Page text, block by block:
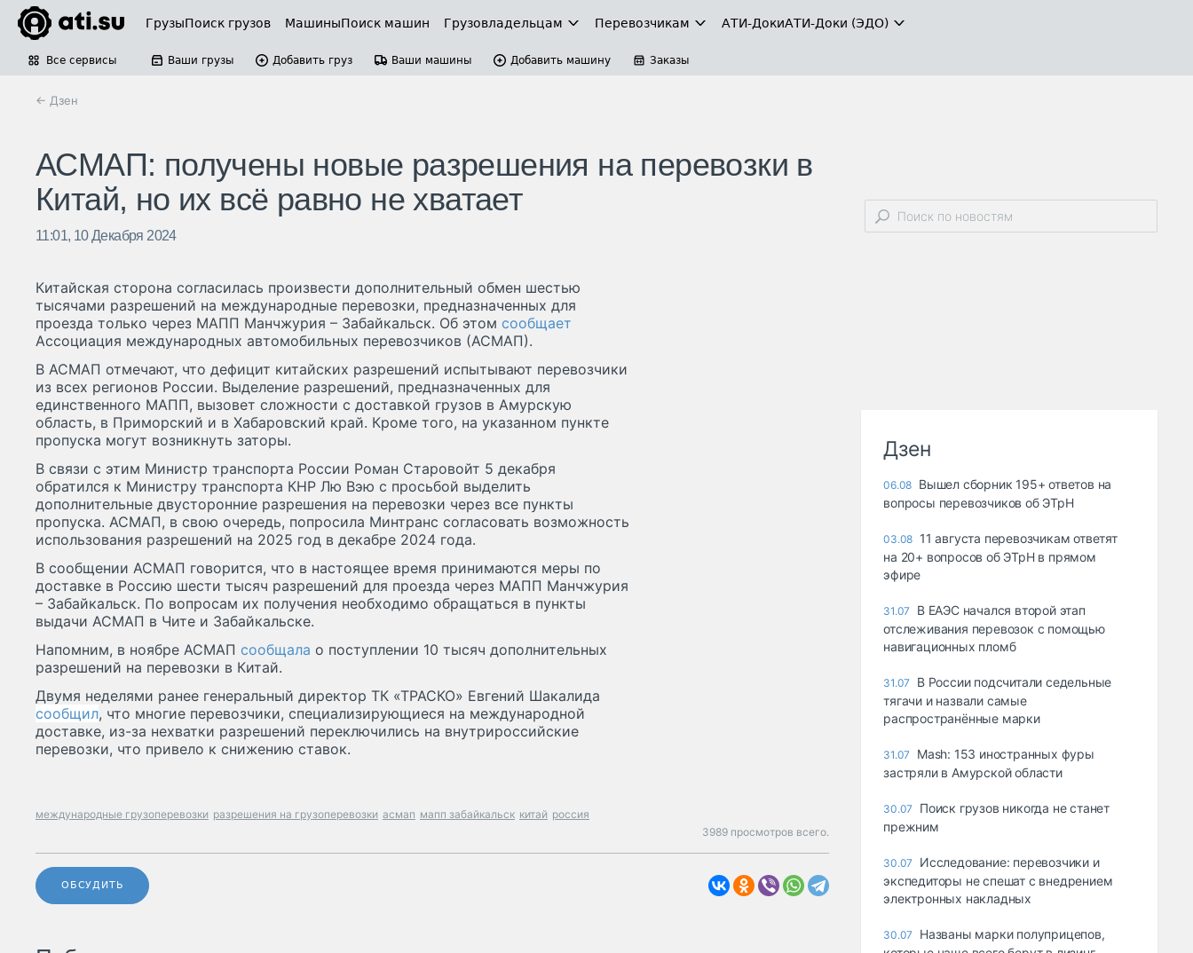
ГрузыПоиск грузов МашиныПоиск машин Грузовладельцам Перевозчикам АТИ-ДокиАТИ-Доки (ЭДО)
Все сервисы Ваши грузы Добавить груз Ваши машины Добавить машину Заказы
← Дзен
АСМАП: получены новые разрешения на перевозки в
Китай, но их всё равно не хватает
11:01, 10 Декабря 2024
Китайская сторона согласилась произвести дополнительный обмен шестью
тысячами разрешений на международные перевозки, предназначенных для
проезда только через МАПП Манчжурия – Забайкальск. Об этом сообщает
Ассоциация международных автомобильных перевозчиков (АСМАП).
В АСМАП отмечают, что дефицит китайских разрешений испытывают перевозчики
из всех регионов России. Выделение разрешений, предназначенных для
единственного МАПП, вызовет сложности с доставкой грузов в Амурскую
область, в Приморский и в Хабаровский край. Кроме того, на указанном пункте
пропуска могут возникнуть заторы.
В связи с этим Министр транспорта России Роман Старовойт 5 декабря
обратился к Министру транспорта КНР Лю Вэю с просьбой выделить
дополнительные двусторонние разрешения на перевозки через все пункты
пропуска. АСМАП, в свою очередь, попросила Минтранс согласовать возможность
использования разрешений на 2025 год в декабре 2024 года.
В сообщении АСМАП говорится, что в настоящее время принимаются меры по
доставке в Россию шести тысяч разрешений для проезда через МАПП Манчжурия
– Забайкальск. По вопросам их получения необходимо обращаться в пункты
выдачи АСМАП в Чите и Забайкальске.
Напомним, в ноябре АСМАП сообщала о поступлении 10 тысяч дополнительных
разрешений на перевозки в Китай.
Двумя неделями ранее генеральный директор ТК «ТРАСКО» Евгений Шакалида
сообщил, что многие перевозчики, специализирующиеся на международной
доставке, из-за нехватки разрешений переключились на внутрироссийские
перевозки, что привело к снижению ставок.
международные грузоперевозки разрешения на грузоперевозки асмап мапп забайкальск китай россия
3989 просмотров всего.
ОБСУДИТЬ
Дзен
06.08 Вышел сборник 195+ ответов на
вопросы перевозчиков об ЭТрН
03.08 11 августа перевозчикам ответят
на 20+ вопросов об ЭТрН в прямом
эфире
31.07
В ЕАЭС начался второй этап
отслеживания перевозок с помощью
навигационных пломб
31.07
В России подсчитали седельные
тягачи и назвали самые
распространённые марки
31.07
Mash: 153 иностранных фуры
застряли в Амурской области
30.07
Поиск грузов никогда не станет
прежним
30.07
Исследование: перевозчики и
экспедиторы не спешат с внедрением
электронных накладных
30.07
Названы марки полуприцепов,